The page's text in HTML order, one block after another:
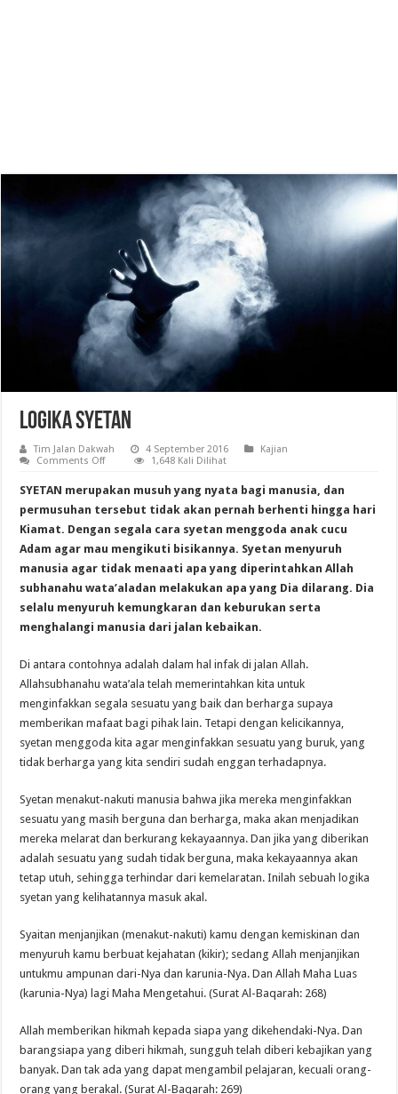
Logika Syetan
Tim Jalan Dakwah 4 September 2016
Kajian
Comments Offon
Syetan
1,648 Kali Dilihat
SYETAN merupakan musuh yang nyata bagi manusia, dan
permusuhan tersebut tidak akan pernah berhenti hingga hari
Kiamat. Dengan segala cara syetan menggoda anak cucu
Adam agar mau mengikuti bisikannya. Syetan menyuruh
manusia agar tidak menaati apa yang diperintahkan Allah
subhanahu wata’aladan melakukan apa yang Dia dilarang. Dia
selalu menyuruh kemungkaran dan keburukan serta
menghalangi manusia dari jalan kebaikan.
Di antara contohnya adalah dalam hal infak di jalan Allah.
Allahsubhanahu wata’ala telah memerintahkan kita untuk
menginfakkan segala sesuatu yang baik dan berharga supaya
memberikan mafaat bagi pihak lain. Tetapi dengan kelicikannya,
syetan menggoda kita agar menginfakkan sesuatu yang buruk, yang
tidak berharga yang kita sendiri sudah enggan terhadapnya.
Syetan menakut-nakuti manusia bahwa jika mereka menginfakkan
sesuatu yang masih berguna dan berharga, maka akan menjadikan
mereka melarat dan berkurang kekayaannya. Dan jika yang diberikan
adalah sesuatu yang sudah tidak berguna, maka kekayaannya akan
tetap utuh, sehingga terhindar dari kemelaratan. Inilah sebuah logika
syetan yang kelihatannya masuk akal.
Syaitan menjanjikan (menakut-nakuti) kamu dengan kemiskinan dan
menyuruh kamu berbuat kejahatan (kikir); sedang Allah menjanjikan
untukmu ampunan dari-Nya dan karunia-Nya. Dan Allah Maha Luas
(karunia-Nya) lagi Maha Mengetahui. (Surat Al-Baqarah: 268)
Allah memberikan hikmah kepada siapa yang dikehendaki-Nya. Dan
barangsiapa yang diberi hikmah, sungguh telah diberi kebajikan yang
banyak. Dan tak ada yang dapat mengambil pelajaran, kecuali orang-
orang yang berakal. (Surat Al-Baqarah: 269)